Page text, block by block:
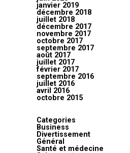
janvier 2019
décembre 2018
juillet 2018
décembre 2017
novembre 2017
octobre 2017
septembre 2017
août 2017
juillet 2017
février 2017
septembre 2016
juillet 2016
avril 2016
octobre 2015
Categories
Business
Divertissement
Général
Santé et médecine